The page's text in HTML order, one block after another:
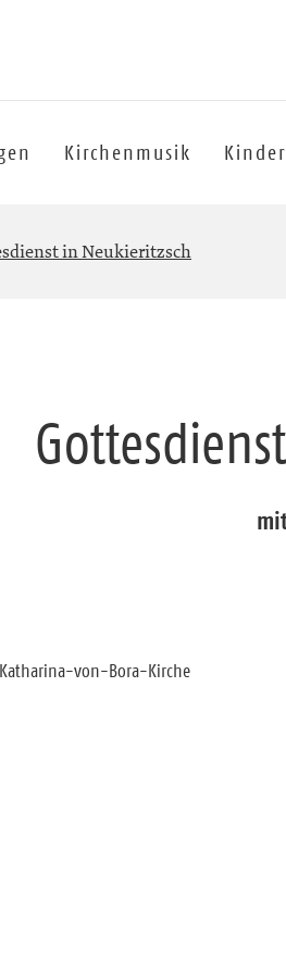
Kirchenmusik
in Neukieritzsch
von-Bora-Kirche